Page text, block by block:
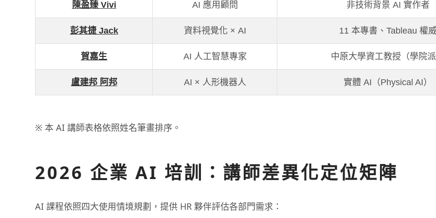
陳盈臻 Vivi AI 應用顧問 非技術背景 AI 實作者
彭其捷 Jack 資料視覺化 × AI 11 本專書、Tableau 權
賀嘉生 AI 人工智慧專家 中原大學資工教授（學院
盧建邦 阿邦 AI × 人形機器人 實體 AI（Physical AI）
※ 本 AI 講師表格依照姓名筆畫排序。
2026 企業 AI 培訓：講師差異化定位矩陣
AI 課程依照四大使用情境規劃，提供 HR 夥伴評估各部門需求：